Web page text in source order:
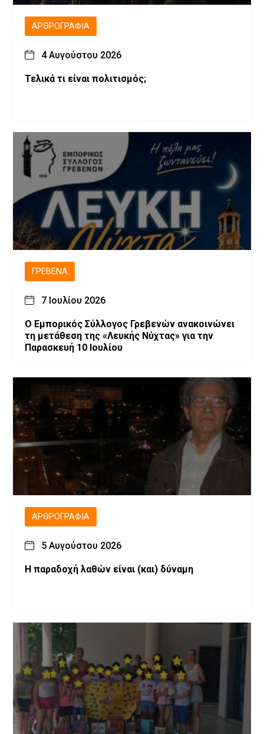
ΑΡΘΡΟΓΡΑΦΊΑ
4 Αυγούστου 2026
Τελικά τι είναι πολιτισμός;
ΓΡΕΒΕΝΆ
7 Ιουλίου 2026
Ο Εμπορικός Σύλλογος Γρεβενών ανακοινώνει
τη μετάθεση της «Λευκής Νύχτας» για την
Παρασκευή 10 Ιουλίου
ΑΡΘΡΟΓΡΑΦΊΑ
5 Αυγούστου 2026
H παραδοχή λαθών είναι (και) δύναμη